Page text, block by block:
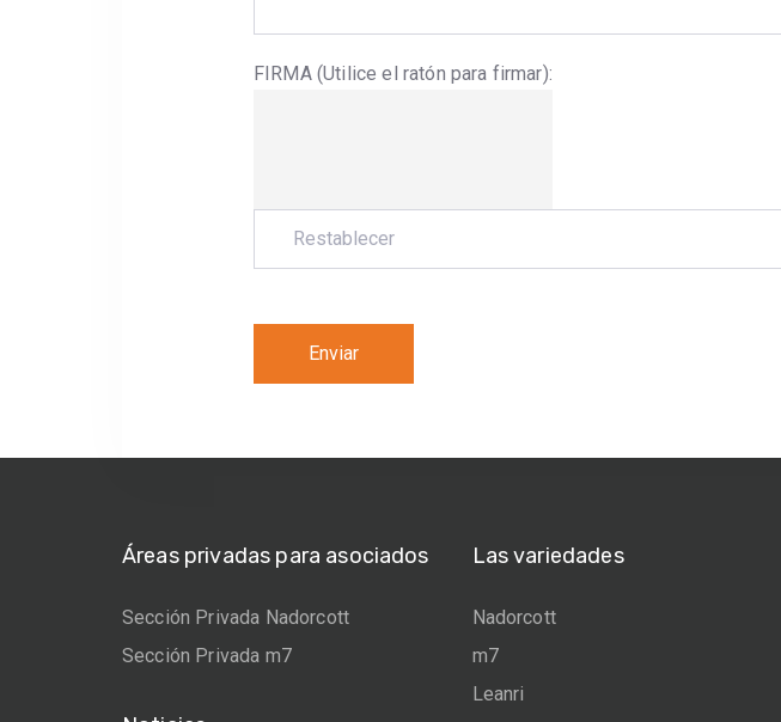
FIRMA (Utilice el ratón para firmar):
Áreas privadas para asociados
Sección Privada Nadorcott
Sección Privada m7
Las variedades
Nadorcott
m7
Leanri